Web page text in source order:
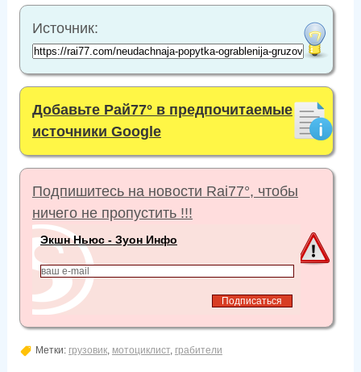
Источник:
Добавьте Рай77° в предпочитаемые
источники Google
Подпишитесь на новости Rai77°, чтобы
ничего не пропустить !!!
Экшн Ньюс - Зуон Инфо
Метки: грузовик, мотоциклист, грабители